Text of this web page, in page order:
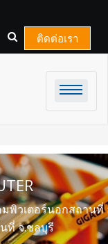
ติดต่อเรา
นอกสถานที่ อมตะ
รี